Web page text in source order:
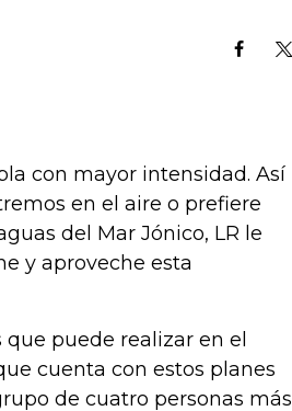
con mayor intensidad. Así
en el aire o prefiere
del Mar Jónico, LR le
y aproveche esta
puede realizar en el
cuenta con estos planes
de cuatro personas más